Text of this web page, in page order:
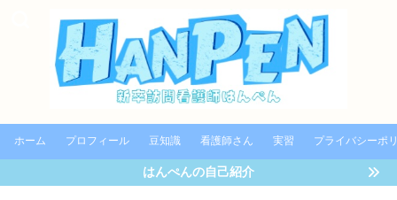
ホーム プロフィール 豆知識 看護師さん 実習 プライバシーポ
はんぺんの自己紹介